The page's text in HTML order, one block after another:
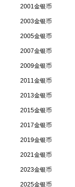
2001金银币
2003金银币
2005金银币
2007金银币
2009金银币
2011金银币
2013金银币
2015金银币
2017金银币
2019金银币
2021金银币
2023金银币
2025金银币